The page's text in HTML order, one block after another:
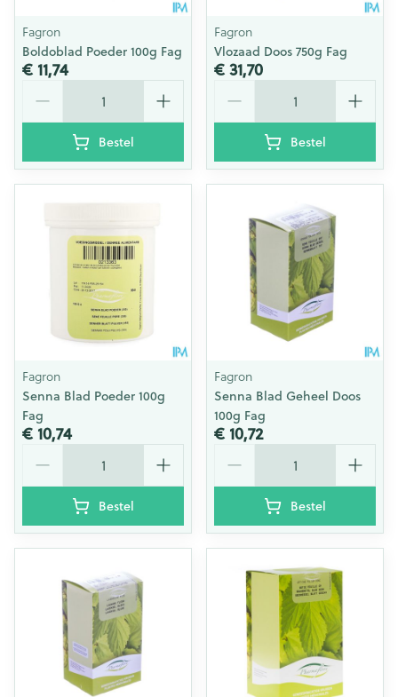
Fagron
Boldoblad Poeder 100g Fag
€ 11,74
Bestel
Fagron
Vlozaad Doos 750g Fag
€ 31,70
Bestel
Fagron
Senna Blad Poeder 100g
Fag
€ 10,74
Bestel
Fagron
Senna Blad Geheel Doos
100g Fag
€ 10,72
Bestel